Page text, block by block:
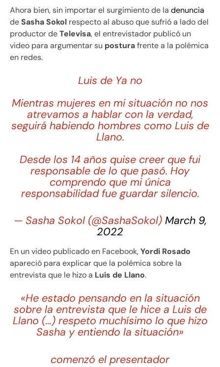
Ahora bien, sin importar el surgimiento de la denuncia
deSasha Sokol respecto al abuso que sufrió a lado del
productor deTelevisa, el entrevistador publicó un
video para argumentar su posturafrente a la polémica
en redes.
Luis de Ya no
Mientras mujeres en mi situación no nos
atrevamos a hablar con la verdad,
seguirá habiendo hombres como Luis de
Llano.
Desde los 14 años quise creer que fui
responsable de lo que pasó. Hoy
comprendo que mi única
responsabilidad fue guardar silencio.
— Sasha Sokol (@SashaSokol) March 9,
2022
En un video publicado en Facebook,Yordi Rosado
apareció para explicar que la polémica sobre la
entrevista que le hizo a Luis de Llano.
«He estado pensando en la situación
sobre la entrevista que le hice a Luis de
Llano (…) respeto muchísimo lo que hizo
Sasha y entiendo la situación»
comenzó el presentador